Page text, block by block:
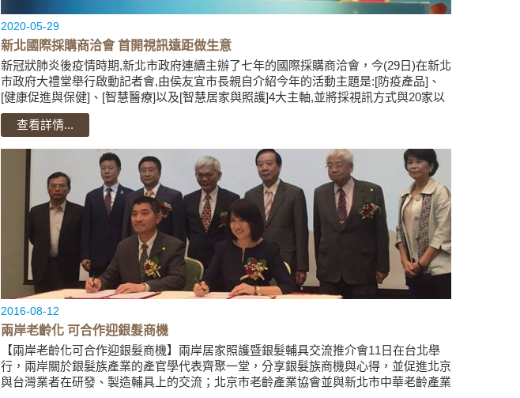
2020-05-29
新北國際採購商洽會 首開視訊遠距做生意
新冠狀肺炎後疫情時期,新北市政府連續主辦了七年的國際採購商洽會，今(29日)在新北
市政府大禮堂舉行啟動記者會,由侯友宜市長親自介紹今年的活動主題是:[防疫產品]、
[健康促進與保健]、[智慧醫療]以及[智慧居家與照護]4大主軸,並將採視訊方式與20家以
上國外企業洽談,爭...
查看詳情...
2016-08-12
兩岸老齡化 可合作迎銀髮商機
【兩岸老齡化可合作迎銀髮商機】兩岸居家照護暨銀髮輔具交流推介會11日在台北舉
行，兩岸關於銀髮族產業的產官學代表齊聚一堂，分享銀髮族商機與心得，並促進北京
與台灣業者在研發、製造輔具上的交流；北京市老齡產業協會並與新北市中華老齡產業